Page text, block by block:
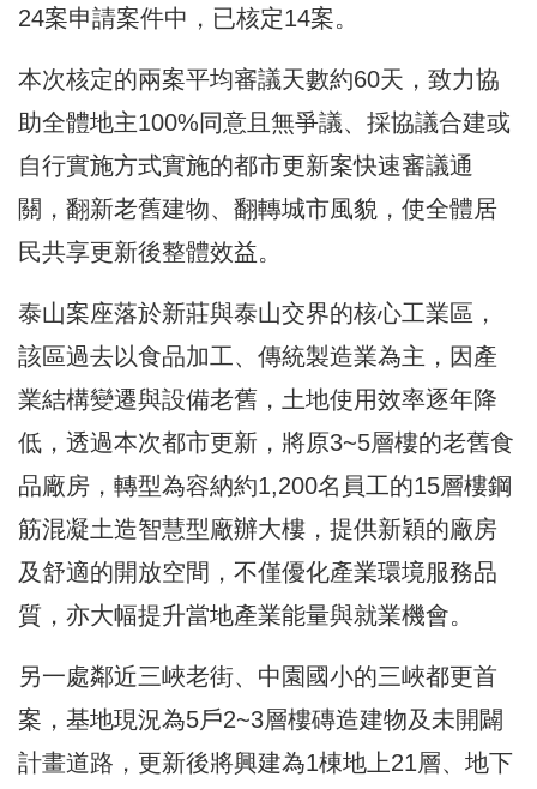
24案申請案件中，已核定14案。
本次核定的兩案平均審議天數約60天，致力協
助全體地主100%同意且無爭議、採協議合建或
自行實施方式實施的都市更新案快速審議通
關，翻新老舊建物、翻轉城市風貌，使全體居
民共享更新後整體效益。
泰山案座落於新莊與泰山交界的核心工業區，
該區過去以食品加工、傳統製造業為主，因產
業結構變遷與設備老舊，土地使用效率逐年降
低，透過本次都市更新，將原3~5層樓的老舊食
品廠房，轉型為容納約1,200名員工的15層樓鋼
筋混凝土造智慧型廠辦大樓，提供新穎的廠房
及舒適的開放空間，不僅優化產業環境服務品
質，亦大幅提升當地產業能量與就業機會。
另一處鄰近三峽老街、中園國小的三峽都更首
案，基地現況為5戶2~3層樓磚造建物及未開闢
計畫道路，更新後將興建為1棟地上21層、地下